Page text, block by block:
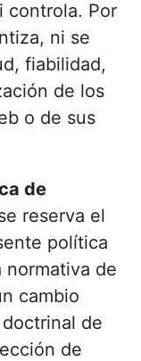
controla. Por
ni se
fiabilidad,
de los
o de sus
de
reserva el
política
normativa de
cambio
de
de